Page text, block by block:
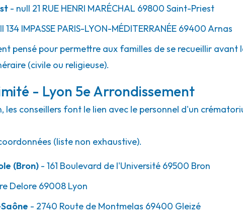
- null 21 RUE HENRI MARÉCHAL 69800 Saint-Priest
134 IMPASSE PARIS-LYON-MÉDITERRANÉE 69400Arnas
pensé pour permettre aux familles de se recueillir avant
(civile ou religieuse).
- Lyon 5e Arrondissement
les conseillers font le lien avec le personnel d'un
(liste non exhaustive).
(Bron) - 161 Boulevard de l'Université 69500 Bron
Delore 69008 Lyon
- 2740 Route de Montmelas 69400 Gleizé